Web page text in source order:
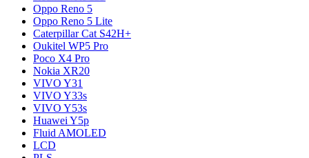
Oppo Reno 5
Oppo Reno 5 Lite
Caterpillar Cat S42H+
Oukitel WP5 Pro
Poco X4 Pro
Nokia XR20
VIVO Y31
VIVO Y33s
VIVO Y53s
Huawei Y5p
Fluid AMOLED
LCD